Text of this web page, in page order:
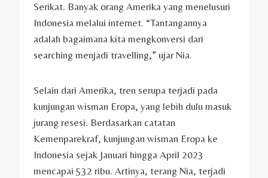
Serikat. Banyak orang Amerika yang menelusuri
Indonesia melalui internet. “Tantangannya
adalah bagaimana kita mengkonversi dari
searching menjadi travelling,” ujar Nia.
Selain dari Amerika, tren serupa terjadi pada
kunjungan wisman Eropa, yang lebih dulu masuk
jurang resesi. Berdasarkan catatan
Kemenparekraf, kunjungan wisman Eropa ke
Indonesia sejak Januari hingga April 2023
mencapai 532 ribu. Artinya, terang Nia, terjadi